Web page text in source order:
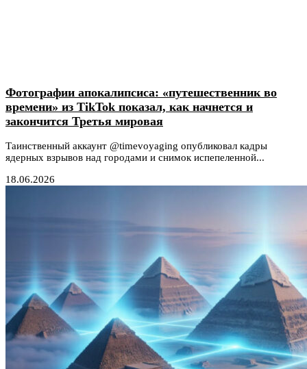
Фотографии апокалипсиса: «путешественник во
времени» из TikTok показал, как начнется и
закончится Третья мировая
Таинственный аккаунт @timevoyaging опубликовал кадры
ядерных взрывов над городами и снимок испепеленной...
18.06.2026